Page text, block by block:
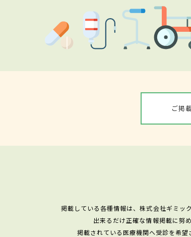
ご掲
掲載している各種情報は、株式会社ギミッ
出来るだけ正確な情報掲載に努
掲載されている医療機関へ受診を希